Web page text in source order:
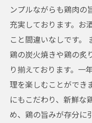
ンプルながらも鶏肉の
充実しております。お
こと間違いなしです。
鶏の炭火焼きや鶏の炙
り揃えております。一
理を楽しむことができ
にもこだわり、新鮮な
め、鶏の旨みが存分に